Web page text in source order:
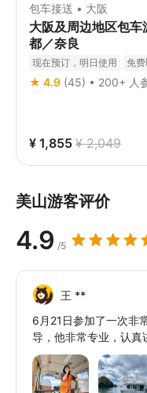
包车接送 • 大阪
大阪及周边地区包车
都／奈良
现在预订，明日使用
免
立即确认
★ 4.9 (45) • 200+ 人
¥ 1,855 ¥ 2,049
美山游客评价
4.9 /5
王 **
6月21日参加了一次非
导，他非常专业，认真
充了京都其他著名景
时，很棒！另外，我想
伊根真的很美，但停留